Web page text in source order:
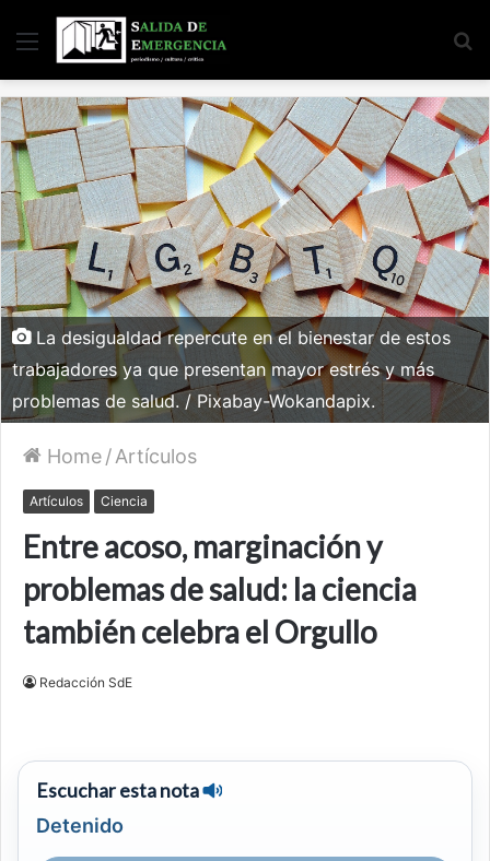
Menu
La desigualdad repercute en el bienestar de estos
trabajadores ya que presentan mayor estrés y más
problemas de salud. / Pixabay-Wokandapix.
Home/Artículos
Artículos Ciencia
Entre acoso, marginación y
problemas de salud: la ciencia
también celebra el Orgullo
Redacción SdE
Escuchar esta nota
Detenido